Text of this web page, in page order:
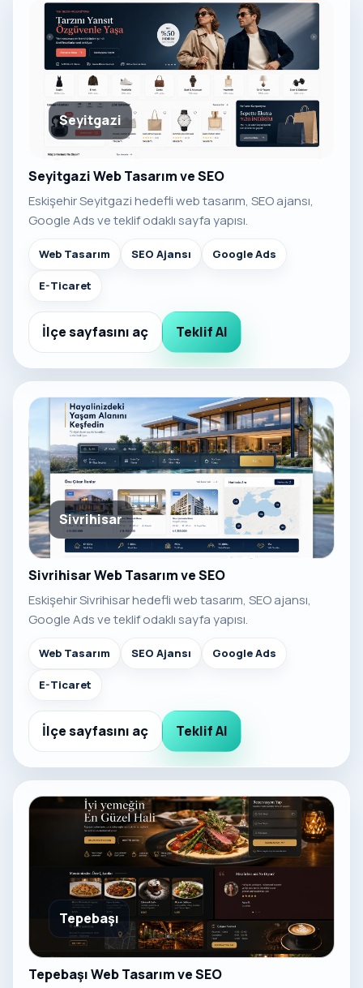
Seyitgazi
Seyitgazi Web Tasarım ve SEO
Eskişehir Seyitgazi hedefli web tasarım, SEO ajansı,
Google Ads ve teklif odaklı sayfa yapısı.
Web Tasarım SEO Ajansı Google Ads
E-Ticaret
İlçe sayfasını aç Teklif Al
Sivrihisar
Sivrihisar Web Tasarım ve SEO
Eskişehir Sivrihisar hedefli web tasarım, SEO ajansı,
Google Ads ve teklif odaklı sayfa yapısı.
Web Tasarım SEO Ajansı Google Ads
E-Ticaret
İlçe sayfasını aç Teklif Al
Tepebaşı
Tepebaşı Web Tasarım ve SEO